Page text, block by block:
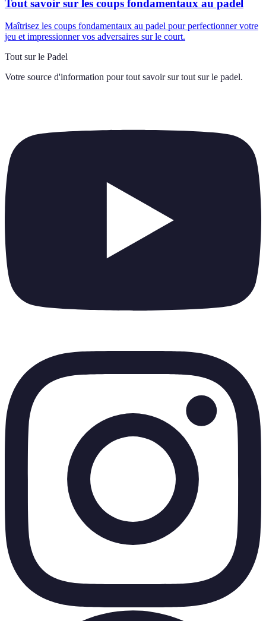
Tout savoir sur les coups fondamentaux au padel
Maîtrisez les coups fondamentaux au padel pour perfectionner votre
jeu et impressionner vos adversaires sur le court.
Tout sur le Padel
Votre source d'information pour tout savoir sur tout sur le padel.